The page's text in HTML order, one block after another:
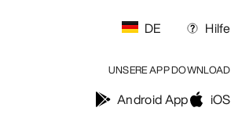
DE Hilfe
UNSERE APP
Android App